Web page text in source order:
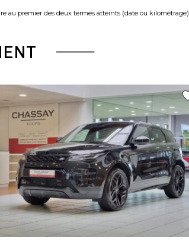
au premier des deux termes atteints (date ou kilométrage).